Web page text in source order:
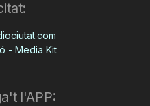
- Media Kit
l'APP: